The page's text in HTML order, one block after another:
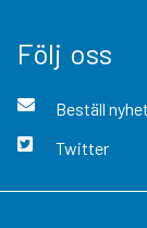
Följ oss
Beställ
Twitter